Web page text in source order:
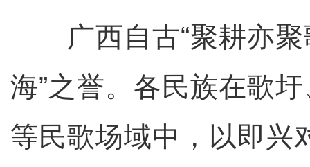
广西自古“聚耕亦聚
海”之誉。各民族在歌
等民歌场域中，以即兴